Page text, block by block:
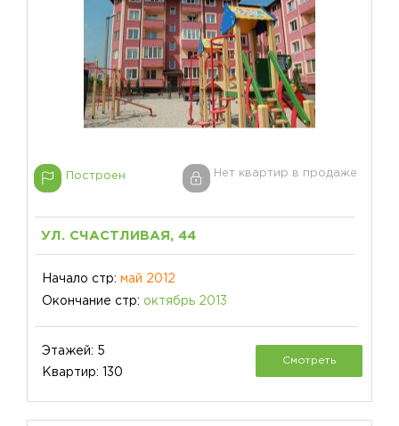
Построен Нет квартир в продаже
УЛ. СЧАСТЛИВАЯ, 44
Начало стр: май 2012
Окончание стр: октябрь 2013
Этажей: 5
Квартир: 130
Смотреть